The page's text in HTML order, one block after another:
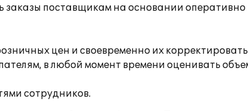
заказы поставщикам на основании
цен и своевременно их
в любой момент времени оценивать
сотрудников.